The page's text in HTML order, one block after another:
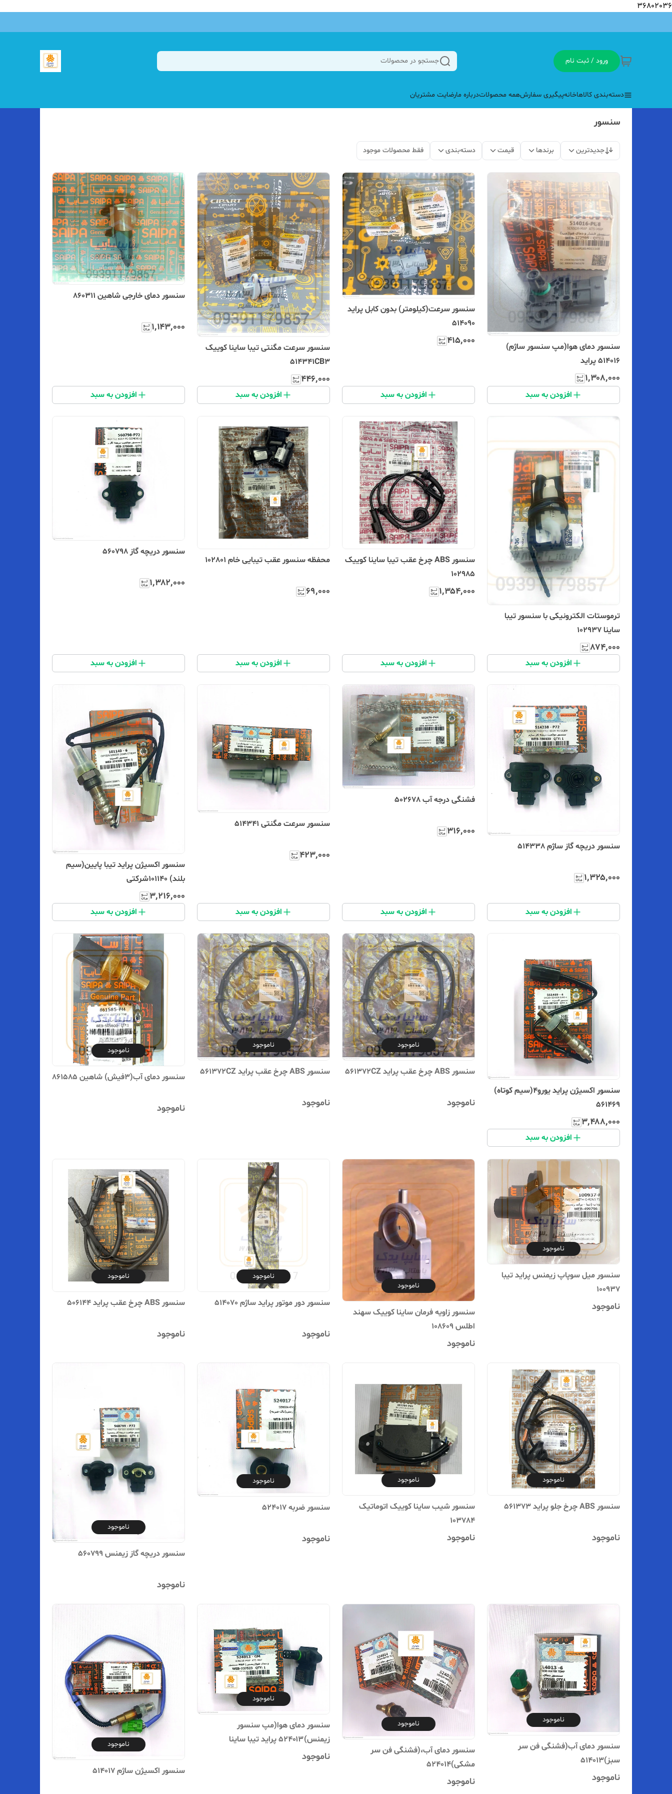
36802036
ورود / ثبت نام جستجو در محصولات
دسته‌بندی کالاهاخانهپیگیری سفارشهمه محصولاتدرباره مارضایت مشتریان
سنسور
جدیدترین برندها قیمت دسته‌بندی فقط محصولات موجود
سنسور دمای هوا(مپ سنسور ساژم)
۵14016 پراید
۱٬۳۰۸٬۰۰۰
افزودن به سبد
سنسور سرعت(کیلومتر) بدون کابل پراید
514090
۴۱۵٬۰۰۰
افزودن به سبد
سنسور سرعت مگنتی تیبا ساینا کوییک
514341CB3
۴۴۶٬۰۰۰
افزودن به سبد
سنسور دمای خارجی شاهین 860311
۱٬۱۴۳٬۰۰۰
افزودن به سبد
ترموستات الکترونیکی با سنسور تیبا
ساینا 102937
۸۷۴٬۰۰۰
افزودن به سبد
سنسور ABS چرخ عقب تیبا ساینا کوییک
102985
۱٬۳۵۴٬۰۰۰
افزودن به سبد
محفظه سنسور عقب تیبایی خام 102801
۶۹٬۰۰۰
افزودن به سبد
سنسور دریچه گاز 560798
۱٬۳۸۲٬۰۰۰
افزودن به سبد
سنسور دریچه گاز ساژم 514338
۱٬۳۲۵٬۰۰۰
افزودن به سبد
فشنگی درجه آب 502678
۳۱۶٬۰۰۰
افزودن به سبد
سنسور سرعت مگنتی 514341
۴۲۳٬۰۰۰
افزودن به سبد
سنسور اکسیژن پراید تیبا پایین(سیم
بلند) 101140شرکتی
۳٬۲۱۶٬۰۰۰
افزودن به سبد
سنسور اکسیژن پراید یورو۴(سیم کوتاه)
561469
۳٬۴۸۸٬۰۰۰
افزودن به سبد
ناموجود
سنسور ABS چرخ عقب پراید 561372CZ
ناموجود
ناموجود
سنسور ABS چرخ عقب پراید 561372CZ
ناموجود
ناموجود
سنسور دمای آب(۳فیش) شاهین 861585
ناموجود
ناموجود
سنسور میل سوپاپ زیمنس پراید تیبا
100937
ناموجود
ناموجود
سنسور زاویه فرمان ساینا کوییک سهند
اطلس 108609
ناموجود
ناموجود
سنسور دور موتور پراید ساژم 514070
ناموجود
ناموجود
سنسور ABS چرخ عقب پراید 506144
ناموجود
ناموجود
سنسور ABS چرخ جلو پراید 561373
ناموجود
ناموجود
سنسور شیب ساینا کوییک اتوماتیک
103784
ناموجود
ناموجود
سنسور ضربه 524017
ناموجود
ناموجود
سنسور دریچه گاز زیمنس 560799
ناموجود
ناموجود
سنسور دمای آب(فشنگی فن سر
سبز)514013
ناموجود
ناموجود
سنسور دمای آب،(فشنگی فن سر
مشکی)524014
ناموجود
ناموجود
سنسور دمای هوا(مپ سنسور
زیمنس)۵۲۴۰۱۳ پراید تیبا ساینا
ناموجود
ناموجود
سنسور اکسیژن ساژم 514017